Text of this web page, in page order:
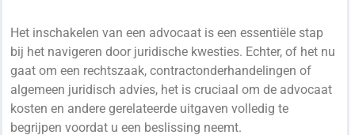
Het inschakelen van een advocaat is een essentiële stap
bij het navigeren door juridische kwesties. Echter, of het nu
gaat om een rechtszaak, contractonderhandelingen of
algemeen juridisch advies, het is cruciaal om de advocaat
kosten en andere gerelateerde uitgaven volledig te
begrijpen voordat u een beslissing neemt.